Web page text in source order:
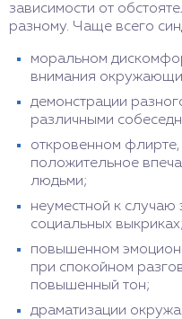
зависимости от
разному. Чаще всего
моральном
внимания
демонстрации
различными
откровенном флирте,
положительное
людьми;
неуместной к случаю
социальных выкриках;
повышенном
при спокойном
повышенный тон;
драматизации